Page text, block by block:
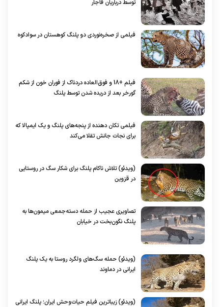
توسط درباریان قاجار
فیلمی از صخره‌نوردی دو پلنگ کوهستان در سوادکوه
فیلم +18 و فوق‌العاده دردناک از فوران خون از شکم
گورخر بعد از دریده شدن توسط پلنگ
فیلمی تکان دهنده از پنجه‌های پلنگ و یک ایمپالا که
برای نجات جانش تقلا می‌کند
(ویدئو) تلاش ناکام پلنگ برای شکار سگ در روستایی
در قزوین
تصاویری عجیب از حمله دسته‌جمعی میمون‌ها به
پلنگ نگون‌بخت در خیابان
(ویدئو) حمله سگ‌های ولگرد روستا به یک پلنگ
ایرانی در دماوند
(ویدئو) زیباترین فیلم حیات‌وحش ایران؛ پلنگ ایرانی